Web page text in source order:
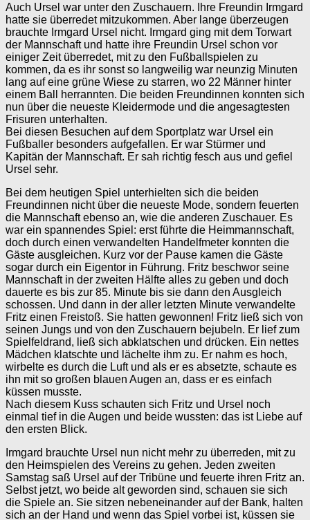
Auch Ursel war unter den Zuschauern. Ihre Freundin Irmgard
hatte sie überredet mitzukommen. Aber lange überzeugen
brauchte Irmgard Ursel nicht. Irmgard ging mit dem Torwart
der Mannschaft und hatte ihre Freundin Ursel schon vor
einiger Zeit überredet, mit zu den Fußballspielen zu
kommen, da es ihr sonst so langweilig war neunzig Minuten
lang auf eine grüne Wiese zu starren, wo 22 Männer hinter
einem Ball herrannten. Die beiden Freundinnen konnten sich
nun über die neueste Kleidermode und die angesagtesten
Frisuren unterhalten.
Bei diesen Besuchen auf dem Sportplatz war Ursel ein
Fußballer besonders aufgefallen. Er war Stürmer und
Kapitän der Mannschaft. Er sah richtig fesch aus und gefiel
Ursel sehr.
Bei dem heutigen Spiel unterhielten sich die beiden
Freundinnen nicht über die neueste Mode, sondern feuerten
die Mannschaft ebenso an, wie die anderen Zuschauer. Es
war ein spannendes Spiel: erst führte die Heimmannschaft,
doch durch einen verwandelten Handelfmeter konnten die
Gäste ausgleichen. Kurz vor der Pause kamen die Gäste
sogar durch ein Eigentor in Führung. Fritz beschwor seine
Mannschaft in der zweiten Hälfte alles zu geben und doch
dauerte es bis zur 85. Minute bis sie dann den Ausgleich
schossen. Und dann in der aller letzten Minute verwandelte
Fritz einen Freistoß. Sie hatten gewonnen! Fritz ließ sich von
seinen Jungs und von den Zuschauern bejubeln. Er lief zum
Spielfeldrand, ließ sich abklatschen und drücken. Ein nettes
Mädchen klatschte und lächelte ihm zu. Er nahm es hoch,
wirbelte es durch die Luft und als er es absetzte, schaute es
ihn mit so großen blauen Augen an, dass er es einfach
küssen musste.
Nach diesem Kuss schauten sich Fritz und Ursel noch
einmal tief in die Augen und beide wussten: das ist Liebe auf
den ersten Blick.
Irmgard brauchte Ursel nun nicht mehr zu überreden, mit zu
den Heimspielen des Vereins zu gehen. Jeden zweiten
Samstag saß Ursel auf der Tribüne und feuerte ihren Fritz an.
Selbst jetzt, wo beide alt geworden sind, schauen sie sich
die Spiele an. Sie sitzen nebeneinander auf der Bank, halten
sich an der Hand und wenn das Spiel vorbei ist, küssen sie